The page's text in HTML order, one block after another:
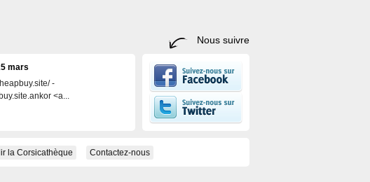
mars
-
<a...
Nous suivre
la Corsicathèque Contactez-nous